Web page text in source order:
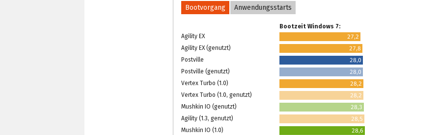
Bootvorgang Anwendungsstarts
Bootzeit Windows 7:
Agility EX
27,2
Agility EX (genutzt)
27,8
Postville
28,0
Postville (genutzt)
28,0
Vertex Turbo (1.0)
28,2
Vertex Turbo (1.0, genutzt)
28,2
Mushkin IO (genutzt)
28,3
Agility (1.3, genutzt)
28,5
Mushkin IO (1.0)
28,6